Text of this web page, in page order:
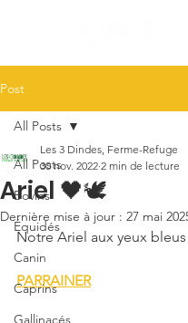
Post
All Posts
Bovins
Équidés
Canin
Caprins
Gallinacés
All Posts
Ariel 🖤🕊️
Les 3 Dindes, Ferme-Refuge
30 nov. 2022 2 min de lecture
Dernière mise à jour : 27 mai
Notre Ariel aux yeux bleus
PARRAINER